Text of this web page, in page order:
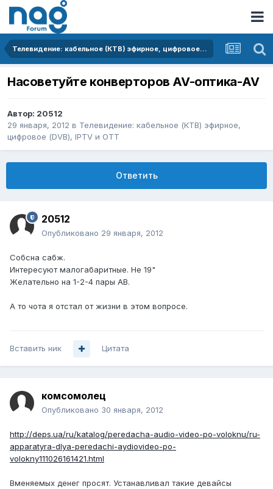
Телевидение: кабельное (КТВ) эфирное, цифровое (DVB), IPTV и OTT
Насоветуйте конверторов AV-оптика-AV
Автор: 20512
29 января, 2012 в Телевидение: кабельное (КТВ) эфирное,
цифровое (DVB), IPTV и OTT
Ответить
20512
Опубликовано 29 января, 2012
Собсна сабж.
Интересуют малогабаритные. Не 19"
Желательно на 1-2-4 пары АВ.
А то чота я отстал от жизни в этом вопросе.
Вставить ник Цитата
комсомолец
Опубликовано 30 января, 2012
http://deps.ua/ru/katalog/peredacha-audio-video-po-voloknu/ru-
apparatyra-dlya-peredachi-aydiovideo-po-
volokny111026161421.html
Вменяемых денег просят. Устанавливал такие девайсы